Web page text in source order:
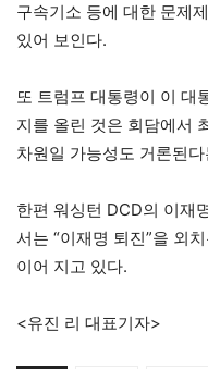
구속기소 등에 대한 문제
있어 보인다.
또 트럼프 대통령이 이 대
지를 올린 것은 회담에서
차원일 가능성도 거론된
한편 워싱턴 DCD의 이재
서는 “이재명 퇴진”을 외
이어 지고 있다.
<유진 리 대표기자>